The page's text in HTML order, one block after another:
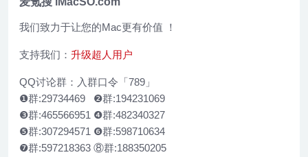
我们致力于让您的Mac更有价值 ！
支持我们： 升级超人用户
QQ讨论群：入群口令「789」
❶群:29734469 ❷群:194231069
❸群:465566951 ❹群:482340327
❺群:307294571 ❻群:598710634
❼群:597218363 ⑧群:188350205